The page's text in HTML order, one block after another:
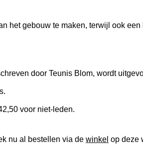
het gebouw te maken, terwijl ook
door Teunis Blom, wordt
voor niet-leden.
nu al bestellen via de winkel op deze